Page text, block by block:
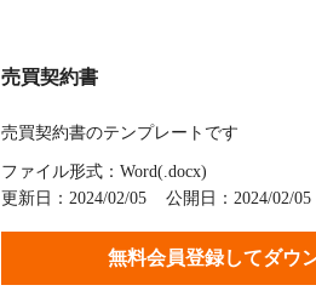
売買契約書
売買契約書のテンプレートです
ファイル形式：Word(.docx)
更新日：2024/02/05
公開日：2024/02/05
無料会員登録してダウ